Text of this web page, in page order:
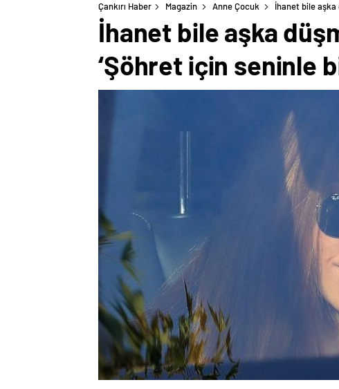
Çankırı Haber Magazin Anne Çocuk İhanet bile
İhanet bile aşka
‘Şöhret için seninle